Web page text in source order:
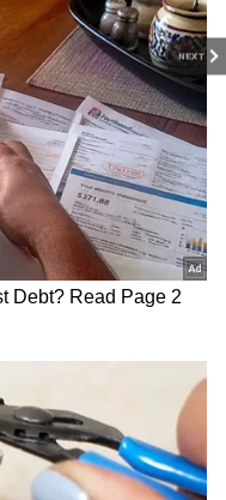
NEXT
"ಫೋಟೋಗೆ
ಜಾರಿ ಕಮರಿಗೆ
ಹೇಳಿದ್ದಳು.
ಸಾವು
ಮೊದಲು
ವೇಳೆ ಅನುಮಾನ
ಹೋಗಲು
ಹೋಗಿದ್ದಾರೆ ಎಂದರು.
ಶೋಟ್‌ ಗೆ ಪ್ಲ್ಯಾನ್